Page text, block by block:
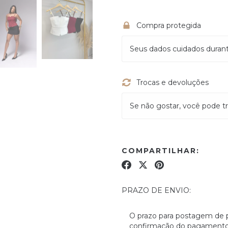
Compra protegida
Seus dados cuidados
Trocas e devoluções
Se não gostar, você pode
COMPARTILHAR:
PRAZO DE ENVIO:
O prazo para postagem
confirmação do